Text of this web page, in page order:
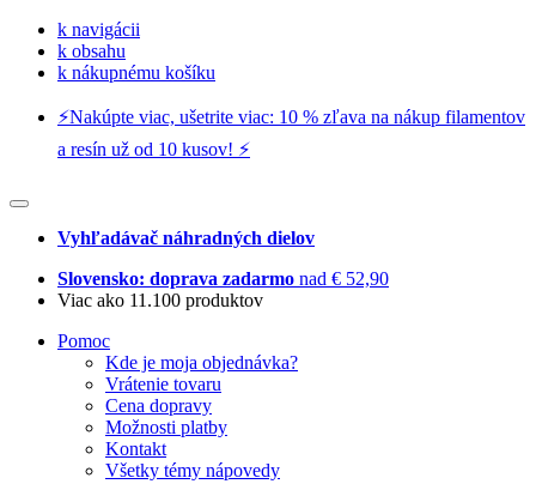
k navigácii
k obsahu
k nákupnému košíku
⚡️Nakúpte viac, ušetrite viac: 10 % zľava na nákup filamentov
a resín už od 10 kusov! ⚡️
Vyhľadávač náhradných dielov
Slovensko: doprava zadarmo nad € 52,90
Viac ako 11.100 produktov
Pomoc
Kde je moja objednávka?
Vrátenie tovaru
Cena dopravy
Možnosti platby
Kontakt
Všetky témy nápovedy